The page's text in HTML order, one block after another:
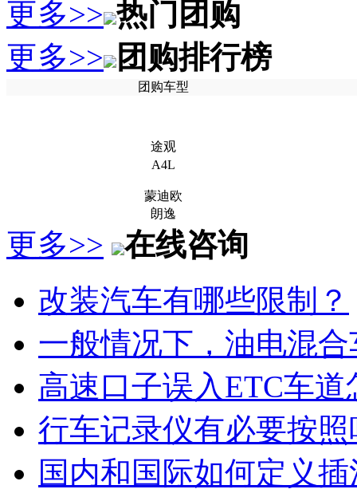
更多>> 热门团购
更多>> 团购排行榜
团购车型
途观
A4L
蒙迪欧
朗逸
更多>>
在线咨询
改装汽车有哪些限制？
一般情况下，油电混
高速口子误入ETC车道
行车记录仪有必要按照
国内和国际如何定义